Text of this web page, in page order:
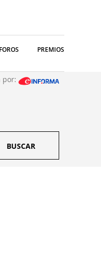
FOROS PREMIOS
por:
BUSCAR